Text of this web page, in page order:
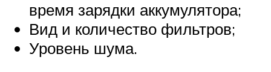
время зарядки аккумулятора;
Вид и количество фильтров;
Уровень шума.